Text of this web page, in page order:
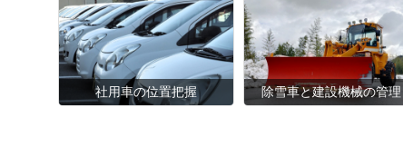
社用車の位置把握 除雪車と建設機械の管理